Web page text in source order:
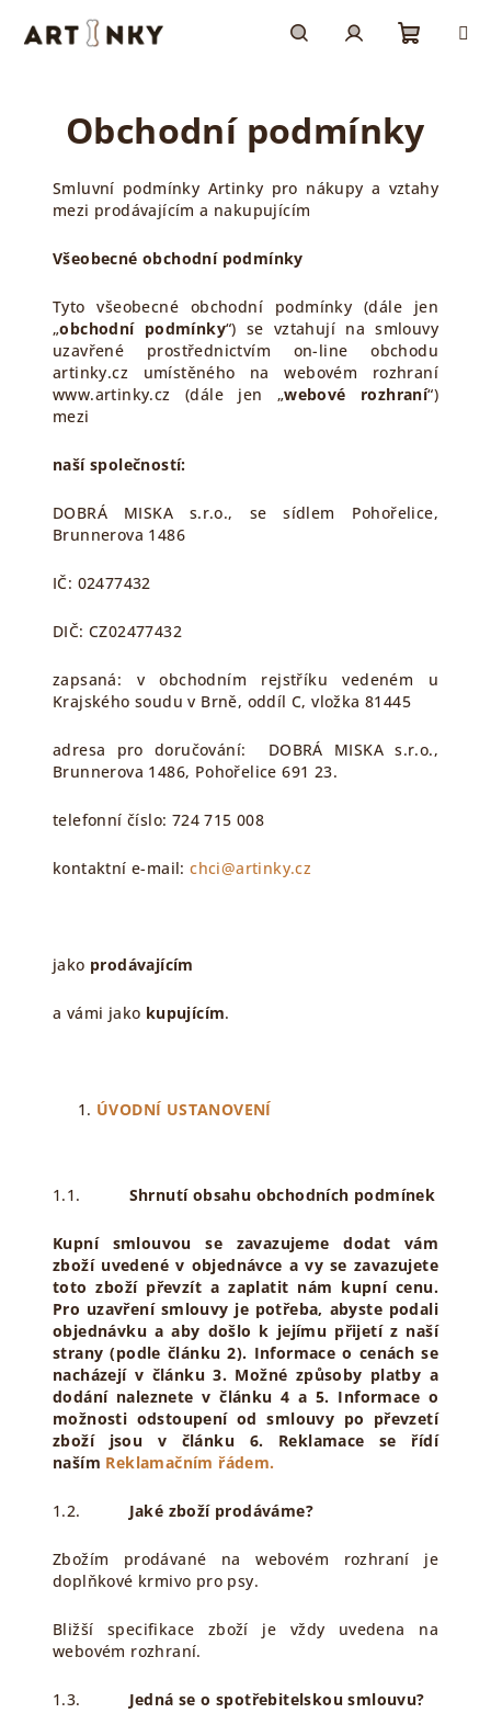
košík
Obchodní podmínky
Smluvní podmínky Artinky pro nákupy a vztahy
mezi prodávajícím a nakupujícím
Všeobecné obchodní podmínky
Tyto všeobecné obchodní podmínky (dále jen
„obchodní podmínky“) se vztahují na smlouvy
uzavřené prostřednictvím on-line obchodu
artinky.cz umístěného na webovém rozhraní
www.artinky.cz (dále jen „webové rozhraní“)
mezi
naší společností:
DOBRÁ MISKA s.r.o., se sídlem Pohořelice,
Brunnerova 1486
IČ: 02477432
DIČ: CZ02477432
zapsaná: v obchodním rejstříku vedeném u
Krajského soudu v Brně, oddíl C, vložka 81445
adresa pro doručování: DOBRÁ MISKA s.r.o.,
Brunnerova 1486, Pohořelice 691 23.
telefonní číslo: 724 715 008
kontaktní e-mail:chci@artinky.cz
jako prodávajícím
a vámi jako kupujícím.
ÚVODNÍ USTANOVENÍ
1.1. Shrnutí obsahu obchodních podmínek
Kupní smlouvou se zavazujeme dodat vám
zboží uvedené v objednávce a vy se zavazujete
toto zboží převzít a zaplatit nám kupní cenu.
Pro uzavření smlouvy je potřeba, abyste podali
objednávku a aby došlo k jejímu přijetí z naší
strany (podle článku 2). Informace o cenách se
nacházejí v článku 3. Možné způsoby platby a
dodání naleznete v článku 4 a 5. Informace o
možnosti odstoupení od smlouvy po převzetí
zboží jsou v článku 6. Reklamace se řídí
naším Reklamačním řádem.
1.2. Jaké zboží prodáváme?
Zbožím prodávané na webovém rozhraní je
doplňkové krmivo pro psy.
Bližší specifikace zboží je vždy uvedena na
webovém rozhraní.
1.3. Jedná se o spotřebitelskou smlouvu?